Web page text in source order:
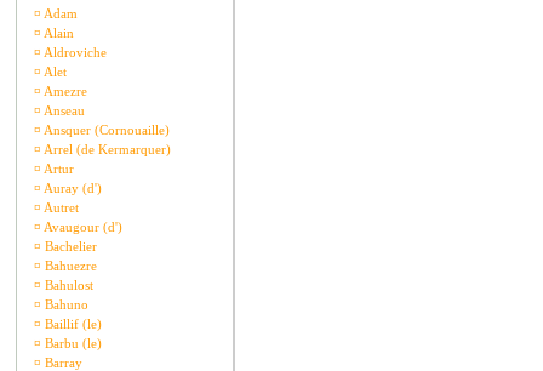
¤ Adam
¤ Alain
¤ Aldroviche
¤ Alet
¤ Amezre
¤ Anseau
¤ Ansquer (Cornouaille)
¤ Arrel (de Kermarquer)
¤ Artur
¤ Auray (d')
¤ Autret
¤ Avaugour (d')
¤ Bachelier
¤ Bahuezre
¤ Bahulost
¤ Bahuno
¤ Baillif (le)
¤ Barbu (le)
¤ Barray